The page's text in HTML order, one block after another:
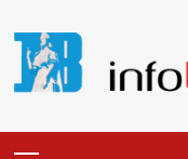
contenido